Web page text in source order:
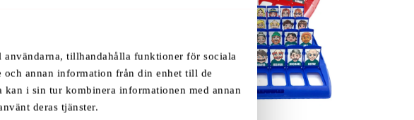
tillhandahålla funktioner för sociala
annan information från din enhet till de
kan i sin tur kombinera informationen med annan
deras tjänster.